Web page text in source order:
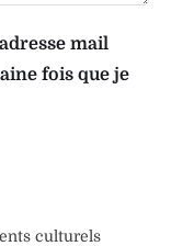
mail
fois que je
culturels